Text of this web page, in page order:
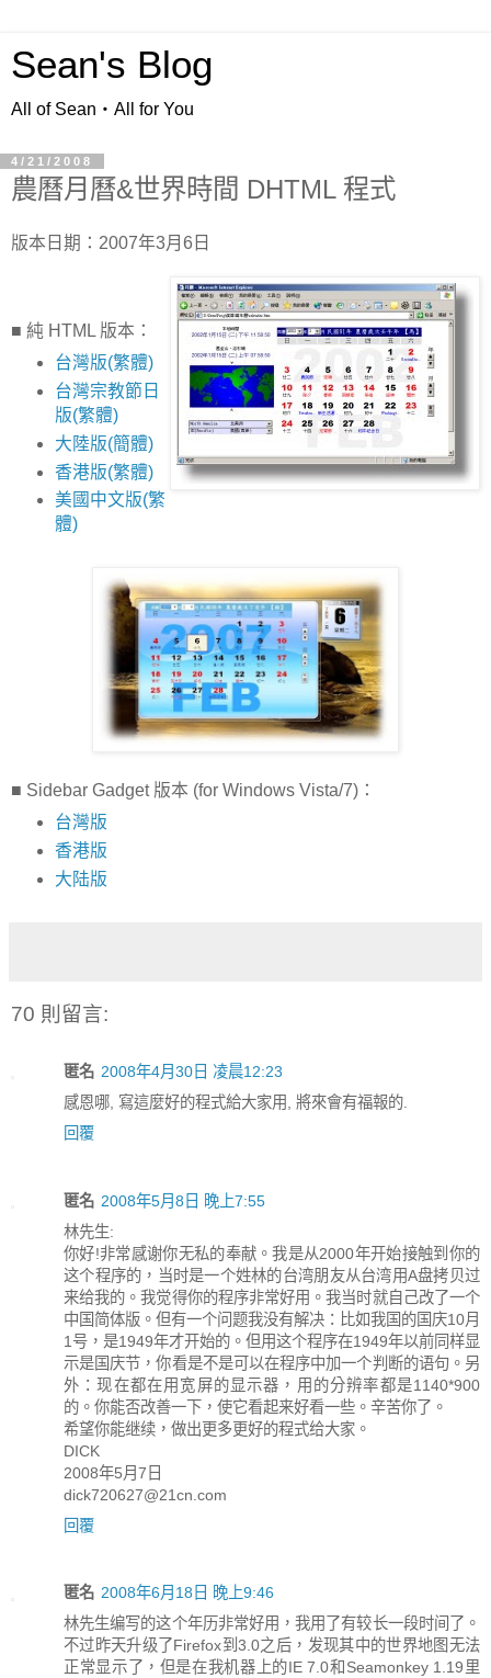
Sean's Blog
All of Sean‧All for You
4/21/2008
農曆月曆&世界時間 DHTML 程式
版本日期：2007年3月6日
■ 純 HTML 版本：
台灣版(繁體)
台灣宗教節日
版(繁體)
大陸版(簡體)
香港版(繁體)
美國中文版(繁
體)
■ Sidebar Gadget 版本 (for Windows Vista/7)：
台灣版
香港版
大陆版
70 則留言:
匿名 2008年4月30日 凌晨12:23
感恩哪, 寫這麼好的程式給大家用, 將來會有福報的.
回覆
匿名 2008年5月8日 晚上7:55
林先生:
你好!非常感谢你无私的奉献。我是从2000年开始接触到你的
这个程序的，当时是一个姓林的台湾朋友从台湾用A盘拷贝过
来给我的。我觉得你的程序非常好用。我当时就自己改了一个
中国简体版。但有一个问题我没有解决：比如我国的国庆10月
1号，是1949年才开始的。但用这个程序在1949年以前同样显
示是国庆节，你看是不是可以在程序中加一个判断的语句。另
外：现在都在用宽屏的显示器，用的分辨率都是1140*900
的。你能否改善一下，使它看起来好看一些。辛苦你了。
希望你能继续，做出更多更好的程式给大家。
DICK
2008年5月7日
dick720627@21cn.com
回覆
匿名 2008年6月18日 晚上9:46
林先生编写的这个年历非常好用，我用了有较长一段时间了。
不过昨天升级了Firefox到3.0之后，发现其中的世界地图无法
正常显示了，但是在我机器上的IE 7.0和Seamonkey 1.19里